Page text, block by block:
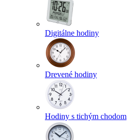
Digitálne hodiny
Drevené hodiny
Hodiny s tichým chodom